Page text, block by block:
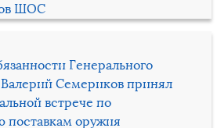
ШОС
Генерального
Семериков принял
встрече по
поставкам оружия